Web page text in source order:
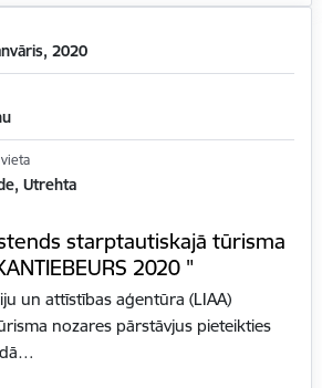
2020
Utrehta
starptautiskajā tūrisma
2020 "
un attīstības aģentūra (LIAA)
nozares pārstāvjus pieteikties